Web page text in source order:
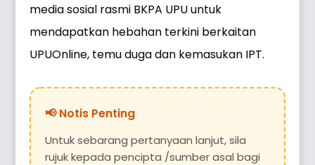
media sosial rasmi BKPA UPU untuk
mendapatkan hebahan terkini berkaitan
UPUOnline, temu duga dan kemasukan IPT.
Untuk sebarang pertanyaan lanjut, sila
rujuk kepada pencipta /sumber asal bagi